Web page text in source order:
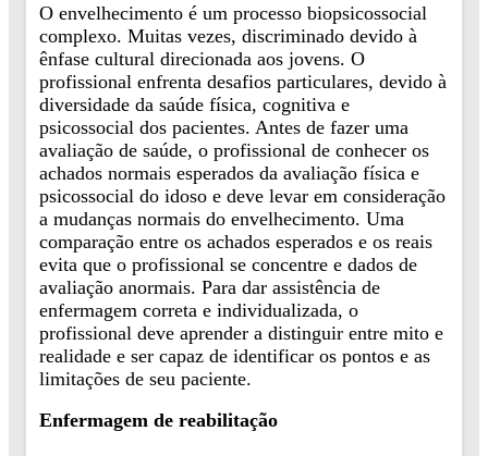
O envelhecimento é um processo biopsicossocial
complexo. Muitas vezes, discriminado devido à
ênfase cultural direcionada aos jovens. O
profissional enfrenta desafios particulares, devido à
diversidade da saúde física, cognitiva e
psicossocial dos pacientes. Antes de fazer uma
avaliação de saúde, o profissional de conhecer os
achados normais esperados da avaliação física e
psicossocial do idoso e deve levar em consideração
a mudanças normais do envelhecimento. Uma
comparação entre os achados esperados e os reais
evita que o profissional se concentre e dados de
avaliação anormais. Para dar assistência de
enfermagem correta e individualizada, o
profissional deve aprender a distinguir entre mito e
realidade e ser capaz de identificar os pontos e as
limitações de seu paciente.
Enfermagem de reabilitação